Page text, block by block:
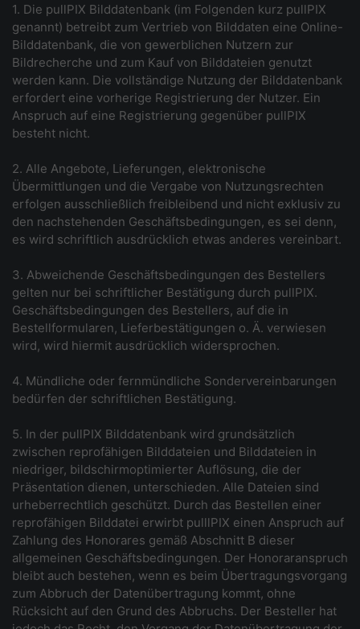
1. Die pullPIX Bilddatenbank (im Folgenden kurz pullPIX
genannt) betreibt zum Vertrieb von Bilddaten eine Online-
Bilddatenbank, die von gewerblichen Nutzern zur
Bildrecherche und zum Kauf von Bilddateien genutzt
werden kann. Die vollständige Nutzung der Bilddatenbank
erfordert eine vorherige Registrierung der Nutzer. Ein
Anspruch auf eine Registrierung gegenüber pullPIX
besteht nicht.
2. Alle Angebote, Lieferungen, elektronische
Übermittlungen und die Vergabe von Nutzungsrechten
erfolgen ausschließlich freibleibend und nicht exklusiv zu
den nachstehenden Geschäftsbedingungen, es sei denn,
es wird schriftlich ausdrücklich etwas anderes vereinbart.
3. Abweichende Geschäftsbedingungen des Bestellers
gelten nur bei schriftlicher Bestätigung durch pullPIX.
Geschäftsbedingungen des Bestellers, auf die in
Bestellformularen, Lieferbestätigungen o. Ä. verwiesen
wird, wird hiermit ausdrücklich widersprochen.
4. Mündliche oder fernmündliche Sondervereinbarungen
bedürfen der schriftlichen Bestätigung.
5. In der pullPIX Bilddatenbank wird grundsätzlich
zwischen reprofähigen Bilddateien und Bilddateien in
niedriger, bildschirmoptimierter Auflösung, die der
Präsentation dienen, unterschieden. Alle Dateien sind
urheberrechtlich geschützt. Durch das Bestellen einer
reprofähigen Bilddatei erwirbt pulllPIX einen Anspruch auf
Zahlung des Honorares gemäß Abschnitt B dieser
allgemeinen Geschäftsbedingungen. Der Honoraranspruch
bleibt auch bestehen, wenn es beim Übertragungsvorgang
zum Abbruch der Datenübertragung kommt, ohne
Rücksicht auf den Grund des Abbruchs. Der Besteller hat